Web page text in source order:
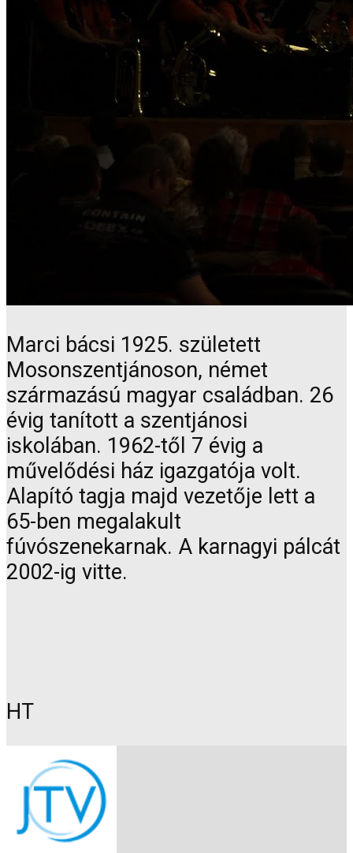
Marci bácsi 1925. született
Mosonszentjánoson, német
származású magyar családban. 26
évig tanított a szentjánosi
iskolában. 1962-től 7 évig a
művelődési ház igazgatója volt.
Alapító tagja majd vezetője lett a
65-ben megalakult
fúvószenekarnak. A karnagyi pálcát
2002-ig vitte.
HT